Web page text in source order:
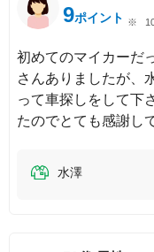
9ポイント
初めてのマイカーだ
さんありましたが、
って車探しをして下
たのでとても感謝し
水澤